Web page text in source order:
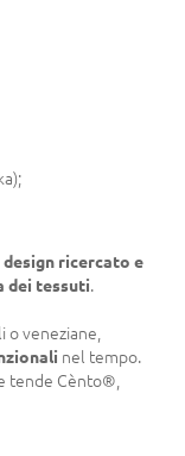
design ricercato e
dei tessuti.
o veneziane,
nel tempo.
tende Cènto®,